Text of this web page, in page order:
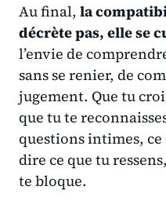
Au final, la
décrète pas, elle se
l’envie de
sans se renier, de
jugement. Que tu
que tu te
questions intimes, ce
dire ce que tu
te bloque.